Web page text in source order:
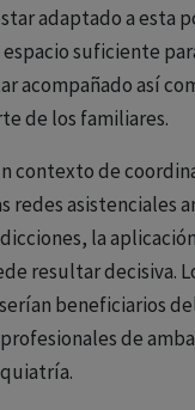
adaptado a esta
suficiente
acompañado así
de los familiares.
contexto de
redes asistenciales
la
resultar decisiva.
beneficiarios
de